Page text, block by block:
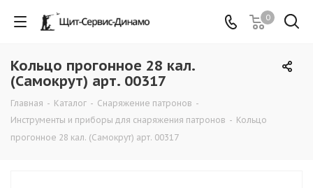
0
Кольцо прогонное 28 кал.
(Самокрут) арт. 00317
Главная - Каталог - Снаряжение патронов -
Инструменты и приборы для снаряжения патронов - Кольцо
прогонное 28 кал. (Самокрут) арт. 00317